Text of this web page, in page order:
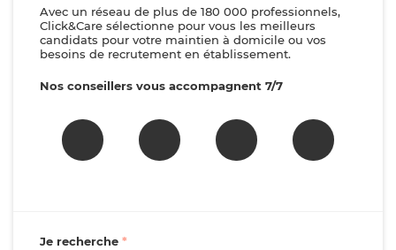
Avec un réseau de plus de 180 000 professionnels,
Click&Care sélectionne pour vous les meilleurs
candidats pour votre maintien à domicile ou vos
besoins de recrutement en établissement.
Nos conseillers vous accompagnent 7/7
Je recherche